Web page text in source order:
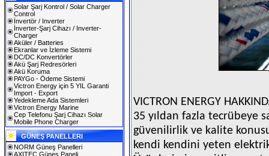
Solar Şarj Kontrol / Solar Charger
Control
İnvertör / Inverter
İnverter-Şarj Cihazı / Inverter-
Charger
Aküler / Batteries
Ekranlar ve İzleme Sistemi
DC/DC Konvertörler
Akü Şarj Redresörleri
Akü Koruma
PAYGo - Ödeme Sistemi
Victron Energy için 5 YIL Garanti
Import - Export
Yedekleme Ada Sistemleri
Victron Energy Marine
Cep Telefonu Şarj Cihazı Solar
Mobile Phone Charger
GÜNEŞ PANELLERI
NORM Güneş Panelleri
AXITEC Güneş Paneli
VICTRON ENERGY
35 yıldan fazla tecrübeye
güvenilirlik ve kalite
kendi kendini yeten